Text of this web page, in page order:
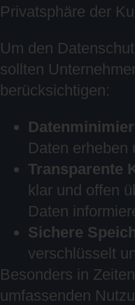
Privatsphäre der
Um den
sollten
berücksichtigen:
Daten erheben
Transparente
klar und offen
Daten
Sichere
verschlüsselt
Besonders in
umfassenden